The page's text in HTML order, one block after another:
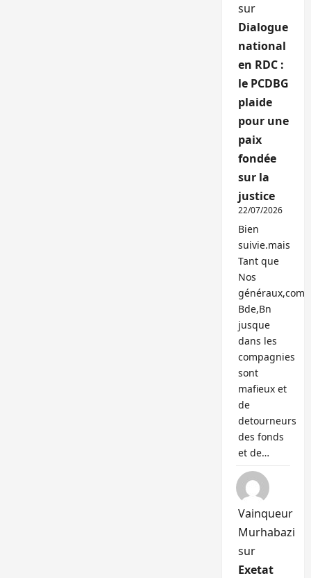
sur
Dialogue
national
en RDC :
le PCDBG
plaide
pour une
paix
fondée
sur la
justice
22/07/2026
Bien
suivie.mais
Tant que
Nos
généraux,com
Bde,Bn
jusque
dans les
compagnies
sont
mafieux et
de
detourneurs
des fonds
et de…
Vainqueur
Murhabazi
sur
Exetat